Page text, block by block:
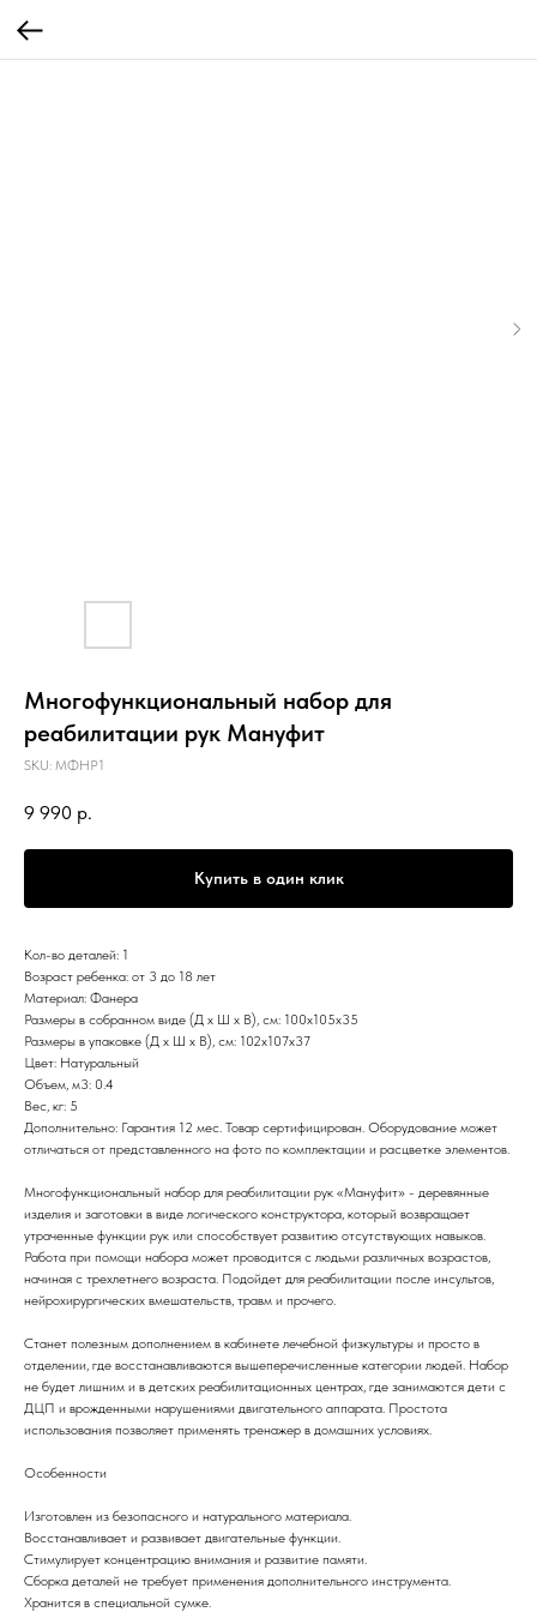
Многофункциональный набор для
реабилитации рук Мануфит
SKU: МФНР1
9 990 р.
Купить в один клик
Кол-во деталей: 1
Возраст ребенка: от 3 до 18 лет
Материал: Фанера
Размеры в собранном виде (Д х Ш х В), см: 100х105х35
Размеры в упаковке (Д х Ш х В), см: 102х107х37
Цвет: Натуральный
Объем, м3: 0.4
Вес, кг: 5
Дополнительно: Гарантия 12 мес. Товар сертифицирован. Оборудование может
отличаться от представленного на фото по комплектации и расцветке элементов.
Многофункциональный набор для реабилитации рук «Мануфит» - деревянные
изделия и заготовки в виде логического конструктора, который возвращает
утраченные функции рук или способствует развитию отсутствующих навыков.
Работа при помощи набора может проводится с людьми различных возрастов,
начиная с трехлетнего возраста. Подойдет для реабилитации после инсультов,
нейрохирургических вмешательств, травм и прочего.
Станет полезным дополнением в кабинете лечебной физкультуры и просто в
отделении, где восстанавливаются вышеперечисленные категории людей. Набор
не будет лишним и в детских реабилитационных центрах, где занимаются дети с
ДЦП и врожденными нарушениями двигательного аппарата. Простота
использования позволяет применять тренажер в домашних условиях.
Особенности
Изготовлен из безопасного и натурального материала.
Восстанавливает и развивает двигательные функции.
Стимулирует концентрацию внимания и развитие памяти.
Сборка деталей не требует применения дополнительного инструмента.
Хранится в специальной сумке.